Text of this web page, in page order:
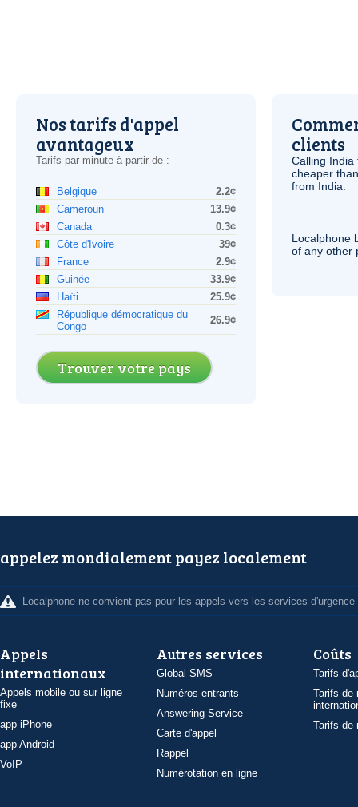
Nos tarifs d'appel
avantageux
Tarifs par minute à partir de :
Belgique
2.2¢
Cameroun
13.9¢
Canada
0.3¢
Côte d'Ivoire
39¢
France
2.9¢
Guinée
33.9¢
Haïti
25.9¢
République démocratique du
Congo
26.9¢
Trouver votre pays
clients
Calling
cheaper
from India.
Localphone
of any other
appelez mondialement payez localement
Localphone ne convient pas pour les appels vers les services d'urgence
Appels
internationaux
Appels mobile ou sur ligne
fixe
app iPhone
app Android
VoIP
Autres services
Global SMS
Numéros entrants
Answering Service
Carte d'appel
Rappel
Numérotation en ligne
Coûts
Tarifs
Tarifs de
Tarifs de